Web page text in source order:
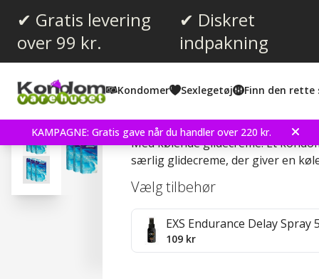
✔ Gratis levering
over 99 kr.
✔ Diskret
indpakning
Kondomer Sexlegetøj Finn den rette
KAMPAGNE: Gratis gave når du handler over 220 kr.
Anmeldelser (1)
Pasante Cooling
Med kølende glidecreme. Et
særlig glidecreme, der giver en
Vælg tilbehør
EXS Endurance Delay Spray
109 kr